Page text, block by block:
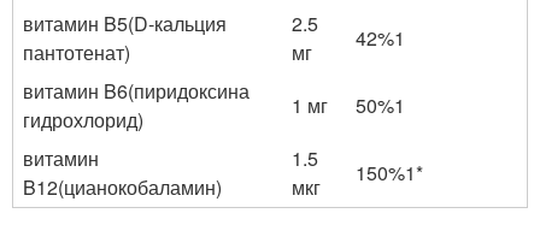
витамин B5(D-кальция
пантотенат)
2.5
мг
42%1
витамин B6(пиридоксина
гидрохлорид)
1 мг 50%1
витамин
B12(цианокобаламин)
1.5
мкг
150%1*